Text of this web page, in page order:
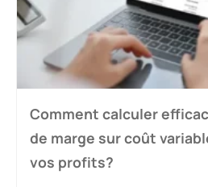
Comment calculer
de marge sur coût
vos profits?